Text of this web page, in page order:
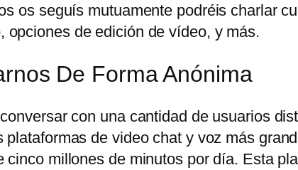
os seguís mutuamente podréis charlar
opciones de edición de vídeo, y más.
De Forma Anónima
con una cantidad de usuarios
de video chat y voz más
cinco millones de minutos por día. Esta